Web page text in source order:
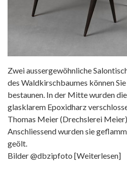
Zwei aussergewöhnliche
des Waldkirschbaumes können
bestaunen. In der Mitte wurden
glasklarem Epoxidharz
Thomas Meier (Drechslerei
Anschliessend wurden sie
geölt.
Bilder @dbzipfoto [Weiterlesen]